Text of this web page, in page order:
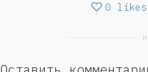
0 likes